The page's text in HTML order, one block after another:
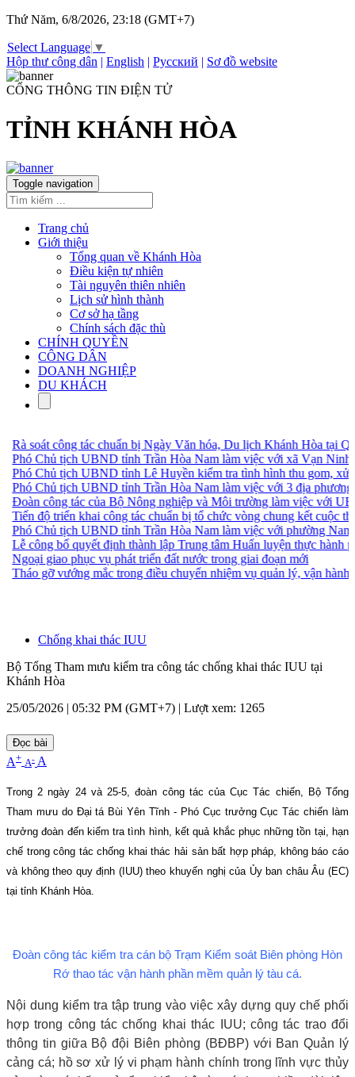
Thứ Năm, 6/8/2026, 23:18 (GMT+7)
Select Language ▼
Hộp thư công dân | English | Русский | Sơ đồ website
CỔNG THÔNG TIN ĐIỆN TỬ
TỈNH KHÁNH HÒA
Toggle navigation
Trang chủ
Giới thiệu
Tổng quan về Khánh Hòa
Điều kiện tự nhiên
Tài nguyên thiên nhiên
Lịch sử hình thành
Cơ sở hạ tầng
Chính sách đặc thù
CHÍNH QUYỀN
CÔNG DÂN
DOANH NGHIỆP
DU KHÁCH
Rà soát công tác chuẩn bị Ngày Văn hóa, Du lịch Khánh Hòa tại
Phó Chủ tịch UBND tỉnh Trần Hòa Nam làm việc với xã Vạn Ninh
Phó Chủ tịch UBND tỉnh Lê Huyền kiểm tra tình hình thu gom, xử
Phó Chủ tịch UBND tỉnh Trần Hòa Nam làm việc với 3 địa phương
Đoàn công tác của Bộ Nông nghiệp và Môi trường làm việc với
Tiến độ triển khai công tác chuẩn bị tổ chức vòng chung kết cuộc thi
Phó Chủ tịch UBND tỉnh Trần Hòa Nam làm việc với phường Nam
Lễ công bố quyết định thành lập Trung tâm Huấn luyện thực hành
Ngoại giao phục vụ phát triển đất nước trong giai đoạn mới
Tháo gỡ vướng mắc trong điều chuyển nhiệm vụ quản lý, vận hành,
Chống khai thác IUU
Bộ Tổng Tham mưu kiểm tra công tác chống khai thác IUU tại
Khánh Hòa
25/05/2026 | 05:32 PM (GMT+7) | Lượt xem: 1265
Đọc bài
A+ A- A
Trong 2 ngày 24 và 25-5, đoàn công tác của Cục Tác chiến, Bộ Tổng
Tham mưu do Đại tá Bùi Yên Tĩnh - Phó Cục trưởng Cục Tác chiến làm
trưởng đoàn đến kiểm tra tình hình, kết quả khắc phục những tồn tại, hạn
chế trong công tác chống khai thác hải sản bất hợp pháp, không báo cáo
và không theo quy định (IUU) theo khuyến nghị của Ủy ban châu Âu (EC)
tại tỉnh Khánh Hòa.
Đoàn công tác kiểm tra cán bộ Trạm Kiểm soát Biên phòng Hòn
Rớ thao tác vận hành phần mềm quản lý tàu cá.
Nội dung kiểm tra tập trung vào việc xây dựng quy chế phối
hợp trong công tác chống khai thác IUU; công tác trao đổi
thông tin giữa Bộ đội Biên phòng (BĐBP) với Ban Quản lý
cảng cá; hồ sơ xử lý vi phạm hành chính trong lĩnh vực thủy